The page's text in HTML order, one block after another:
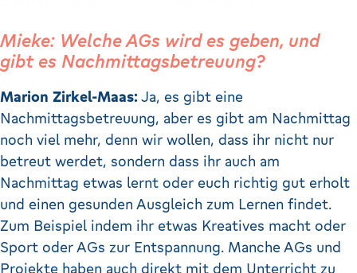
Mieke: Welche AGs wird es geben, und
gibt es Nachmittagsbetreuung?
Marion Zirkel-Maas: Ja, es gibt eine
Nachmittagsbetreuung, aber es gibt am Nachmittag
noch viel mehr, denn wir wollen, dass ihr nicht nur
betreut werdet, sondern dass ihr auch am
Nachmittag etwas lernt oder euch richtig gut erholt
und einen gesunden Ausgleich zum Lernen findet.
Zum Beispiel indem ihr etwas Kreatives macht oder
Sport oder AGs zur Entspannung. Manche AGs und
Projekte haben auch direkt mit dem Unterricht zu